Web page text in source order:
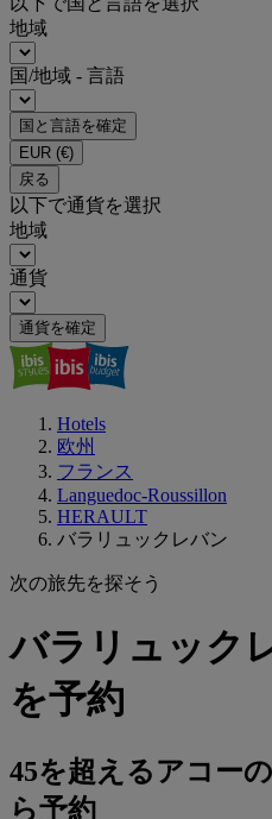
地域
国/地域 - 言語
国と言語を確定
EUR (€)
戻る
以下で通貨を選択
地域
通貨
通貨を確定
Hotels
欧州
フランス
Languedoc-Roussillon
HERAULT
バラリュックレバン
次の旅先を探そう
バラリュック
を予約
45を超えるアコー
ら予約